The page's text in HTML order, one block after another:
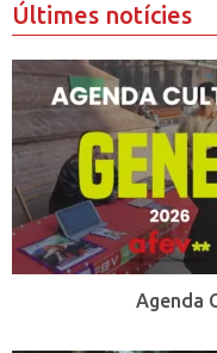
Últimes notícies
Agenda